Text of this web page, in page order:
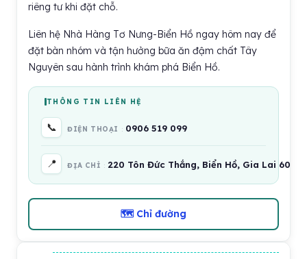
riêng tư khi đặt chỗ.
Liên hệ Nhà Hàng Tơ Nưng-Biển Hồ ngay hôm nay để
đặt bàn nhóm và tận hưởng bữa ăn đậm chất Tây
Nguyên sau hành trình khám phá Biển Hồ.
THÔNG TIN LIÊN HỆ
📞 ĐIỆN THOẠI 0906 519 099
📍 ĐỊA CHỈ 220 Tôn Đức Thắng, Biển Hồ, Gia Lai
🗺 Chỉ đường